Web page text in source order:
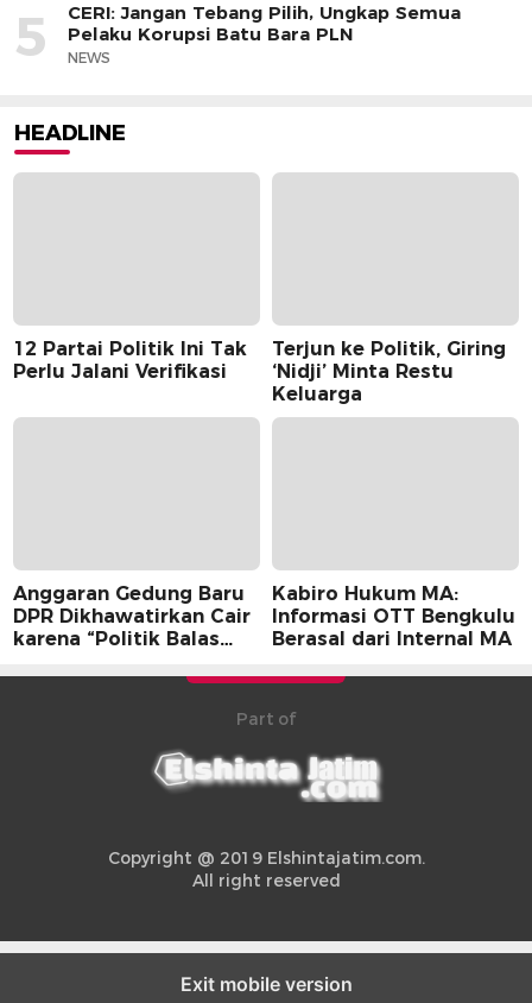
5
CERI: Jangan Tebang Pilih, Ungkap Semua
Pelaku Korupsi Batu Bara PLN
NEWS
HEADLINE
12 Partai Politik Ini Tak
Perlu Jalani Verifikasi
Terjun ke Politik, Giring
‘Nidji’ Minta Restu
Keluarga
Anggaran Gedung Baru
DPR Dikhawatirkan Cair
karena “Politik Balas
Kabiro Hukum MA:
Informasi OTT Bengkulu
Berasal dari Internal MA
Part of
Copyright @ 2019 Elshintajatim.com.
All right reserved
Exit mobile version